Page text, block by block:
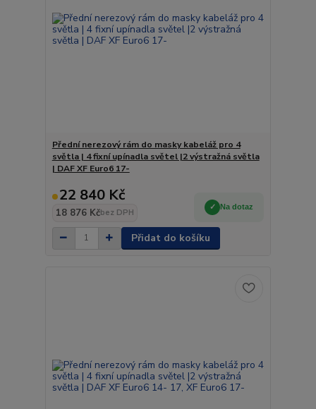
Přední nerezový rám do masky kabeláž pro 4
světla | 4 fixní upínadla světel |2 výstražná světla
| DAF XF Euro6 17-
22 840 Kč
18 876 Kčbez DPH
Na dotaz
Přidat do košíku